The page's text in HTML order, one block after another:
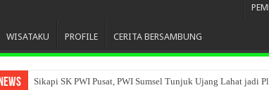
WISATAKU PROFILE CERITA BERSAMBUNG
Sikapi SK PWI Pusat, PWI Sumsel Tunjuk Ujang Lahat jadi